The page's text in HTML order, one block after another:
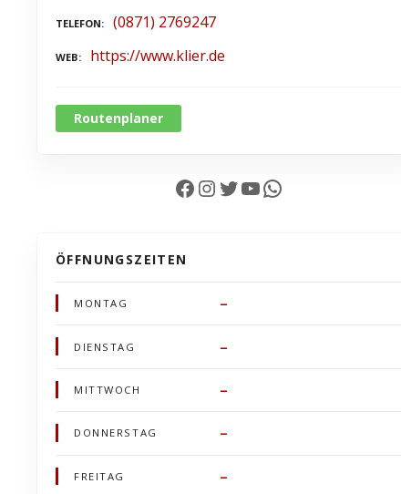
TELEFON (0871) 2769247
WEB https://www.klier.de
Routenplaner
Facebook InstagramTwitter YouTube WhatsApp
ÖFFNUNGSZEITEN
MONTAG –
DIENSTAG –
MITTWOCH –
DONNERSTAG –
FREITAG –